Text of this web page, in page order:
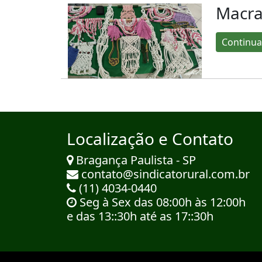
Localização e Contato
Bragança Paulista - SP
contato@sindicatorural.com.br
(11) 4034-0440
Seg à Sex das 08:00h às 12:00h
e das 13::30h até as 17::30h